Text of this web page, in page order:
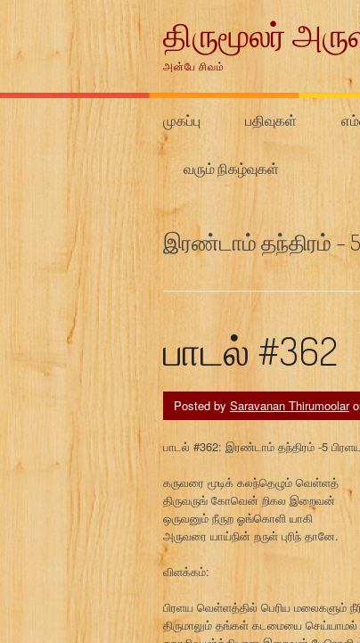
திருமூலர்
அன்பே சிவம்
முகப்பு பதிவுகள்
வரும் நிகழ்வுகள்
இரண்டாம் தந்திரம் –
பாடல் #362
Posted by Saravanan Thirumoolar
பாடல் #362: இரண்டாம் தந்திரம் -5
கருவரை மூடிக் கலந்தெழும் வெள்ளத்
திருவருங் கோவென் றிகல இறைவன்
ஒருவனும் நீருற ஓங்கொளி யாகி
அருவரை யாய்நின் றருள் புரிந் தானே.
விளக்கம்:
பிரளய வெள்ளத்தில் பெரிய மலைகளும்
திருமாலும் தங்கள் கடமையை